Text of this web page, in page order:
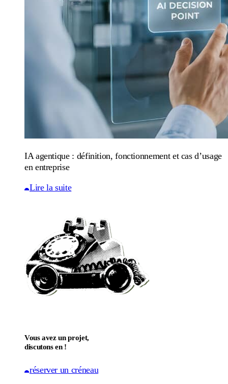
IA agentique : définition, fonctionnement et cas d’usage
en entreprise
Lire la suite
Vous avez un projet,
discutons en !
réserver un créneau